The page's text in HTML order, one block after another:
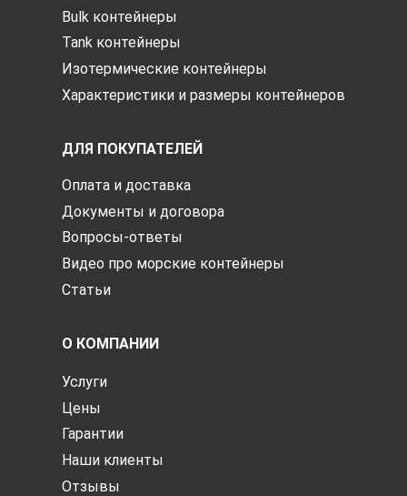
Bulk контейнеры
Tank контейнеры
Изотермические контейнеры
Характеристики и размеры контейнеров
ДЛЯ ПОКУПАТЕЛЕЙ
Оплата и доставка
Документы и договора
Вопросы-ответы
Видео про морские контейнеры
Статьи
О КОМПАНИИ
Услуги
Цены
Гарантии
Наши клиенты
Отзывы